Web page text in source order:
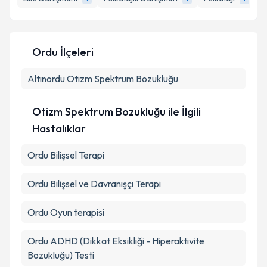
E-posta Adresiniz
Kişisel verilerimin işlenmesine ilişkin
Ordu İlçeleri
AltınorduOtizm Spektrum Bozukluğu
Otizm Spektrum Bozukluğu ile İlgili
Hastalıklar
Ordu Bilişsel Terapi
Ordu Bilişsel ve Davranışçı Terapi
Ordu Oyun terapisi
Ordu ADHD (Dikkat Eksikliği - Hiperaktivite
Bozukluğu) Testi